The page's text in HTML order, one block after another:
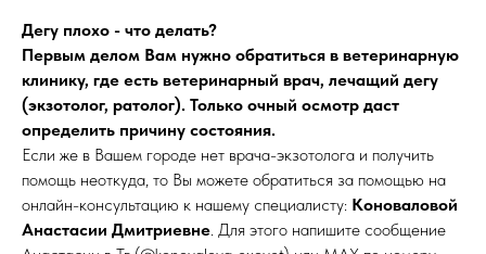
Дегу плохо - что делать?
Первым делом Вам нужно обратиться в ветеринарную
клинику, где есть ветеринарный врач, лечащий дегу
(экзотолог, ратолог). Только очный осмотр даст
определить причину состояния.
Если же в Вашем городе нет врача-экзотолога и получить
помощь неоткуда, то Вы можете обратиться за помощью на
онлайн-консультацию к нашему специалисту: Коноваловой
Анастасии Дмитриевне. Для этого напишите сообщение